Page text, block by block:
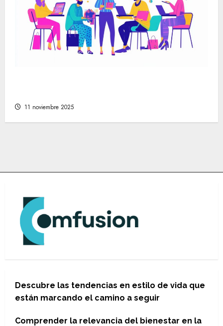
11 noviembre 2025
Descubre las tendencias en estilo de vida que
están marcando el camino a seguir
Comprender la relevancia del bienestar en la